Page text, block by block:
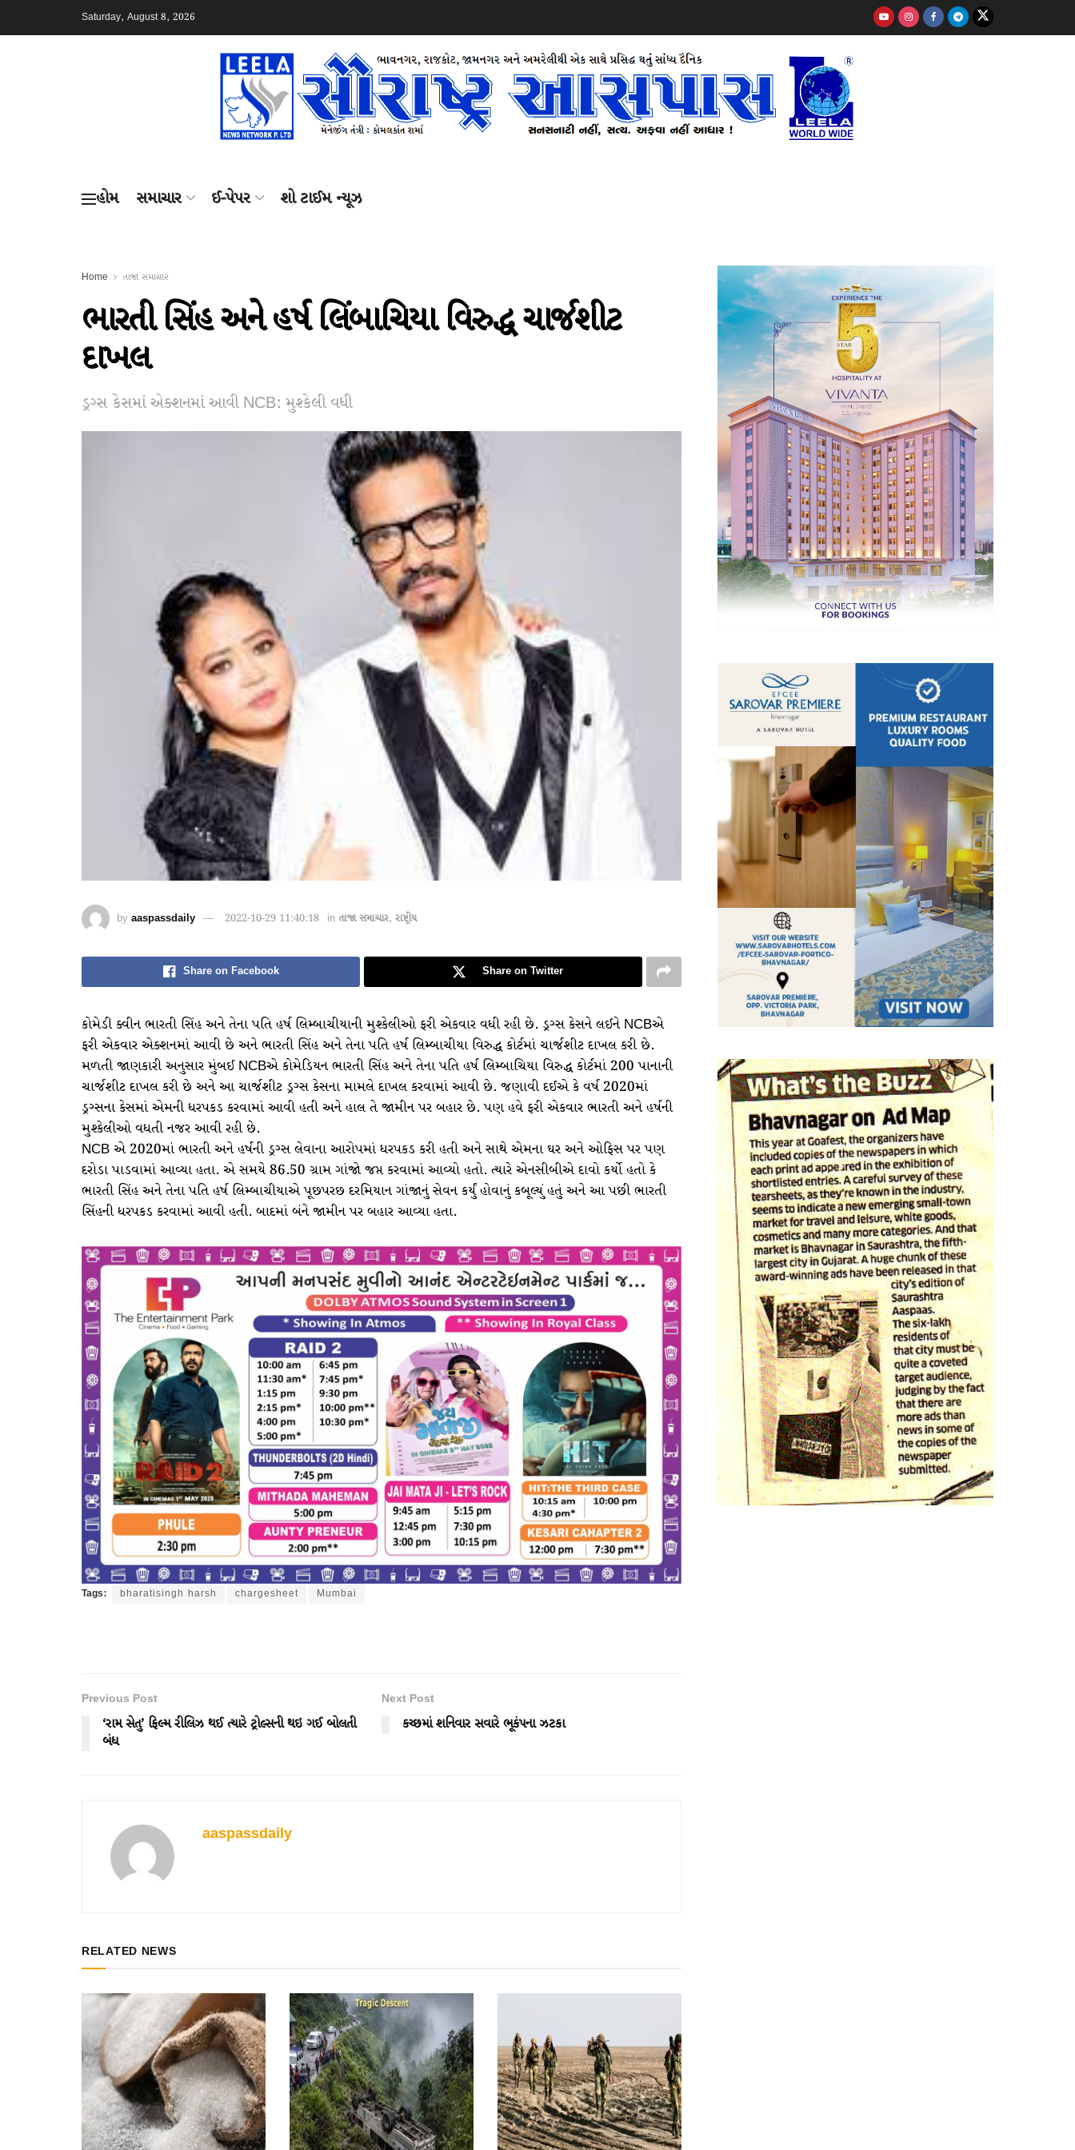
Saturday, August 8, 2026
હોમ સમાચાર ઈ-પેપર શો ટાઈમ ન્યૂઝ
Home તાજા સમાચાર
ભારતી સિંહ અને હર્ષ લિંબાચિયા વિરુદ્ધ ચાર્જશીટ
દાખલ
ડ્રગ્સ કેસમાં એક્શનમાં આવી NCB: મુશ્કેલી વધી
by aaspassdaily 2022-10-29 11:40:18 in તાજા સમાચાર, રાષ્ટ્રીય
Share on Facebook Share on Twitter
કોમેડી ક્વીન ભારતી સિંહ અને તેના પતિ હર્ષ લિમ્બાચીયાની મુશ્કેલીઓ ફરી એકવાર વધી રહી છે. ડ્રગ્સ કેસને લઈને NCBએ
ફરી એકવાર એક્શનમાં આવી છે અને ભારતી સિંહ અને તેના પતિ હર્ષ લિમ્બાચીયા વિરુદ્ધ કોર્ટમાં ચાર્જશીટ દાખલ કરી છે.
મળતી જાણકારી અનુસાર મુંબઈ NCBએ કોમેડિયન ભારતી સિંહ અને તેના પતિ હર્ષ લિમ્બાચિયા વિરુદ્ધ કોર્ટમાં 200 પાનાની
ચાર્જશીટ દાખલ કરી છે અને આ ચાર્જશીટ ડ્રગ્સ કેસના મામલે દાખલ કરવામાં આવી છે. જણાવી દઈએ કે વર્ષ 2020માં
ડ્રગ્સના કેસમાં એમની ધરપકડ કરવામાં આવી હતી અને હાલ તે જામીન પર બહાર છે. પણ હવે ફરી એકવાર ભારતી અને હર્ષની
મુશ્કેલીઓ વધતી નજર આવી રહી છે.
NCB એ 2020માં ભારતી અને હર્ષની ડ્રગ્સ લેવાના આરોપમાં ધરપકડ કરી હતી અને સાથે એમના ઘર અને ઓફિસ પર પણ
દરોડા પાડવામાં આવ્યા હતા. એ સમયે 86.50 ગ્રામ ગાંજો જપ્ત કરવામાં આવ્યો હતો. ત્યારે એનસીબીએ દાવો કર્યો હતો કે
ભારતી સિંહ અને તેના પતિ હર્ષ લિમ્બાચીયાએ પૂછપરછ દરમિયાન ગાંજાનું સેવન કર્યું હોવાનું કબૂલ્યું હતું અને આ પછી ભારતી
સિંહની ધરપકડ કરવામાં આવી હતી. બાદમાં બંને જામીન પર બહાર આવ્યા હતા.
Tags: bharatisingh harsh chargesheet Mumbai
Previous Post
‘રામ સેતુ’ ફિલ્મ રીલિઝ થઈ ત્યારે ટ્રોલ્સની થઇ ગઈ બોલતી
બંધ
Next Post
કચ્છમાં શનિવાર સવારે ભૂકંપના ઝટકા
aaspassdaily
RELATED NEWS